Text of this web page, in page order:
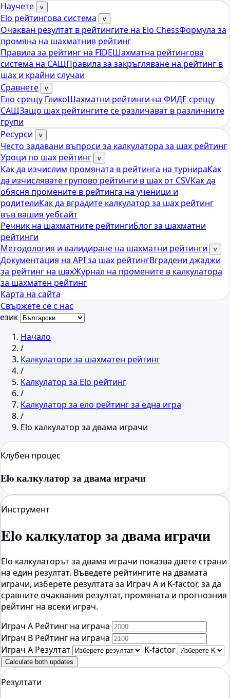
Научете
v
Elo рейтингова система v
Очакван резултат в рейтингите на Elo ChessФормула за
промяна на шахматния рейтинг
Правила за рейтинг на FIDEШахматна рейтингова
система на САЩПравила за закръгляване на рейтинг в
шах и крайни случаи
Сравнете
v
Ело срещу ГликоШахматни рейтинги на ФИДЕ срещу
САЩЗащо шах рейтингите се различават в различните
групи
Ресурси
v
Често задавани въпроси за калкулатора за шах рейтинг
Уроци по шах рейтинг
v
Как да изчислим промяната в рейтинга на турнираКак
да изчислявате групово рейтинги в шах от CSVКак да
обясня промените в рейтинга на ученици и
родителиКак да вградите калкулатор за шах рейтинг
във вашия уебсайт
Речник на шахматните рейтингиБлог за шахматни
рейтинги
Методология и валидиране на шахматни рейтинги
v
Документация на API за шах рейтингВградени джаджи
за рейтинг на шахЖурнал на промените в калкулатора
за шахматен рейтинг
Карта на сайта
Свържете се с нас
език
Начало
/
Калкулатори за шахматен рейтинг
/
Калкулатор за Elo рейтинг
/
Калкулатор за ело рейтинг за една игра
/
Elo калкулатор за двама играчи
Клубен процес
Elo калкулатор за двама играчи
Инструмент
Elo калкулатор за двама играчи
Elo калкулаторът за двама играчи показва двете страни
на един резултат. Въведете рейтингите на двамата
играчи, изберете резултата за Играч A и K-factor, за да
сравните очаквания резултат, промяната и прогнозния
рейтинг на всеки играч.
Играч A Рейтинг на играча
Играч B Рейтинг на играча
Играч A Резултат
K-factor
Calculate both updates
Резултати